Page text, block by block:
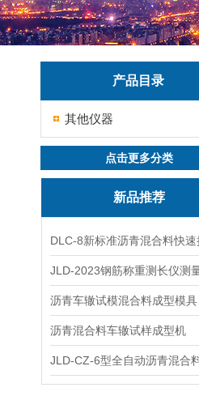
产品目录
其他仪器
点击更多分类
新品推荐
沥青车辙试模混合料成型模具
沥青混合料车辙试样成型机